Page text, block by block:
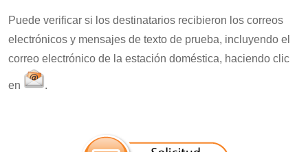
Puede verificar si los destinatarios recibieron los correos
electrónicos y mensajes de texto de prueba, incluyendo el
correo electrónico de la estación doméstica, haciendo clic
en .